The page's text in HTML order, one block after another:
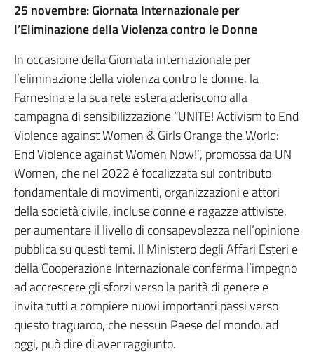
25 novembre: Giornata Internazionale per
l’Eliminazione della Violenza contro le Donne
In occasione della Giornata internazionale per
l’eliminazione della violenza contro le donne, la
Farnesina e la sua rete estera aderiscono alla
campagna di sensibilizzazione “UNITE! Activism to End
Violence against Women & Girls Orange the World:
End Violence against Women Now!”, promossa da UN
Women, che nel 2022 è focalizzata sul contributo
fondamentale di movimenti, organizzazioni e attori
della società civile, incluse donne e ragazze attiviste,
per aumentare il livello di consapevolezza nell’opinione
pubblica su questi temi. Il Ministero degli Affari Esteri e
della Cooperazione Internazionale conferma l’impegno
ad accrescere gli sforzi verso la parità di genere e
invita tutti a compiere nuovi importanti passi verso
questo traguardo, che nessun Paese del mondo, ad
oggi, può dire di aver raggiunto.